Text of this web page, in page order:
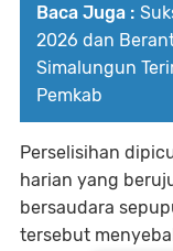
Baca Juga :
2026 dan
Simalungun
Pemkab
Perselisihan
harian yang
bersaudara
tersebut